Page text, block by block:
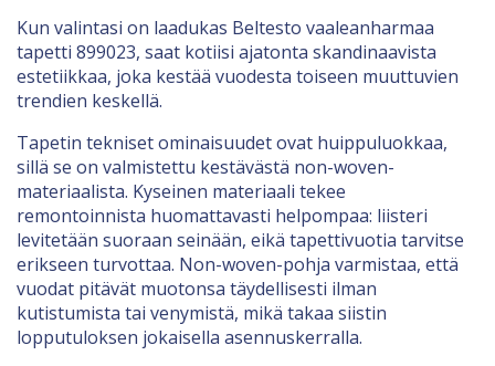
Kun valintasi on laadukas Beltesto vaaleanharmaa
tapetti 899023, saat kotiisi ajatonta skandinaavista
estetiikkaa, joka kestää vuodesta toiseen muuttuvien
trendien keskellä.
Tapetin tekniset ominaisuudet ovat huippuluokkaa,
sillä se on valmistettu kestävästä non-woven-
materiaalista. Kyseinen materiaali tekee
remontoinnista huomattavasti helpompaa: liisteri
levitetään suoraan seinään, eikä tapettivuotia tarvitse
erikseen turvottaa. Non-woven-pohja varmistaa, että
vuodat pitävät muotonsa täydellisesti ilman
kutistumista tai venymistä, mikä takaa siistin
lopputuloksen jokaisella asennuskerralla.